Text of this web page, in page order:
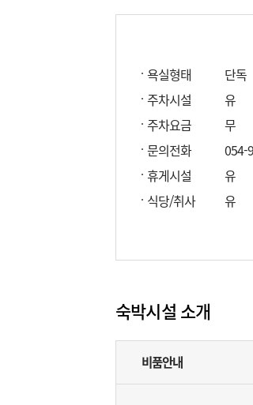
욕실형태
단독
주차시설
유
주차요금
무
문의전화
054-
휴게시설
유
식당/취사
유
숙박시설 소개
비품안내